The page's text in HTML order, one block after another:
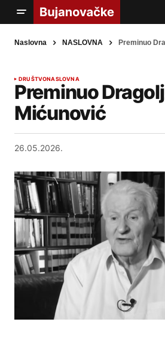
Naslovna NASLOVNA Preminuo
DRUŠTVONASLOVNA
Preminuo
Mićunović
26.05.2026.